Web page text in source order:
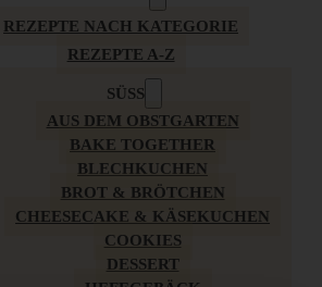
REZEPTE NACH KATEGORIE
REZEPTE A-Z
SÜSS
AUS DEM OBSTGARTEN
BAKE TOGETHER
BLECHKUCHEN
BROT & BRÖTCHEN
CHEESECAKE & KÄSEKUCHEN
COOKIES
DESSERT